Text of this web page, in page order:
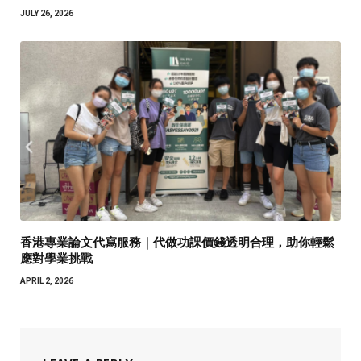
JULY 26, 2026
香港專業論文代寫服務｜代做功課價錢透明合理，助你輕鬆
應對學業挑戰
APRIL 2, 2026